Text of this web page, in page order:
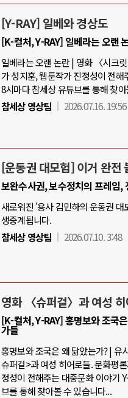
[Y-RAY] 일베와 경상도
[K-컬처, Y-RAY] 일베라는 오랜
일베라는 오랜 논란 | 영화 〈시크
가 성지훈, 웹툰작가 진정성이 전해
8시마다 참세상 유튜브를 통해 찾
참세상 영상팀
2026.07.16. 19:56
[운동권 대모험] 이거 완전
보완수사권, 보수정치의 프레임,
새로워진 '용사 김민하의 운동권
생중계됩니다.
참세상 영상팀
2026.07.10. 3:48
영화 〈슈퍼걸〉과 여성
[K-컬처, Y-RAY] 홍명보와 조국
가들
홍명보와 조국은 왜 닮았는가? | 유
슈퍼걸>과 여성 히어로들. 문화평
정성이 전해주는 대중문화 이야기
브를 통해 찾아볼 수 있습니다...